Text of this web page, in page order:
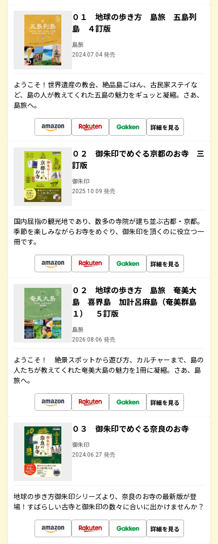
０１ 地球の歩き方 島旅 五島列
島 ４訂版
島旅
2024.07.04 発売
ようこそ！世界遺産の教会、絶品島ごはん、古民家ステイな
ど、島の人が教えてくれた五島の魅力をギュッと凝縮。さあ、
島旅へ。
詳細を見る
０２ 御朱印でめぐる京都のお寺 三
訂版
御朱印
2025.10.09 発売
国内屈指の観光地であり、数多の寺院が建ち並ぶ古都・京都。
季節を楽しみながらお寺をめぐり、御朱印を頂くのに役立つ一
冊です。
詳細を見る
０２ 地球の歩き方 島旅 奄美大
島 喜界島 加計呂麻島（奄美群島
１） ５訂版
島旅
2026.08.06 発売
ようこそ！ 絶景スポットから遊び方、カルチャーまで、島の
人たちが教えてくれた奄美大島の魅力を1冊に凝縮。さあ、島
旅へ。
詳細を見る
０３ 御朱印でめぐる奈良のお寺
御朱印
2024.06.27 発売
地球の歩き方御朱印シリーズより、奈良のお寺の最新版が登
場！すばらしい古寺と御朱印の数々に合いに出かけませんか？
詳細を見る